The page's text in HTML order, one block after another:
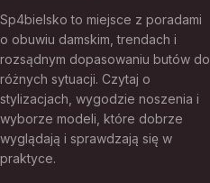
Sp4bielsko to miejsce z poradami
o obuwiu damskim, trendach i
rozsądnym dopasowaniu butów do
różnych sytuacji. Czytaj o
stylizacjach, wygodzie noszenia i
wyborze modeli, które dobrze
wyglądają i sprawdzają się w
praktyce.